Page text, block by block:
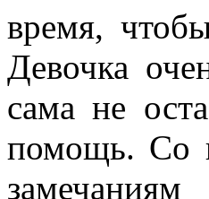
время,
Девочка
сама не
помощь. Со